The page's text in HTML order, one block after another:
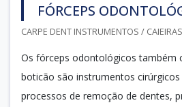
FÓRCEPS
CARPE DENT INSTRUMENTOS /
Os fórceps odontológicos também
boticão são instrumentos
processos de remoção de dentes,